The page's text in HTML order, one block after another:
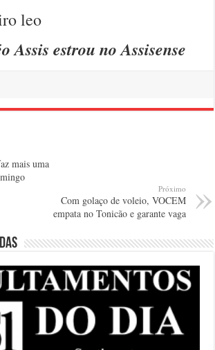
Assis estrou no Assisense
mais uma
Próximo
Com golaço de voleio, VOCEM
empata no Tonicão e garante vaga